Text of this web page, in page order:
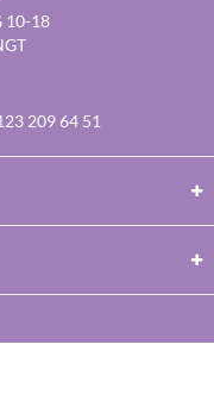
10-18
209 64 51
Instagram